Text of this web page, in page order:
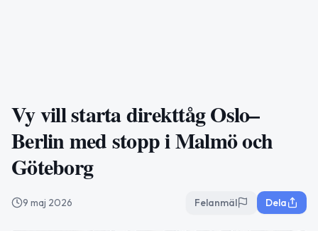
Vy vill starta direkttåg Oslo–
Berlin med stopp i Malmö och
Göteborg
9 maj 2026 Felanmäl Dela